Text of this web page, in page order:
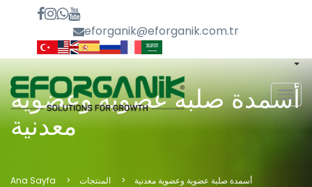
eforganik@eforganik.com.tr
أسمدة صلبة عضوية وعضوية
معدنية
Ana Sayfa المنتجات أسمدة صلبة عضوية وعضوية معدنية